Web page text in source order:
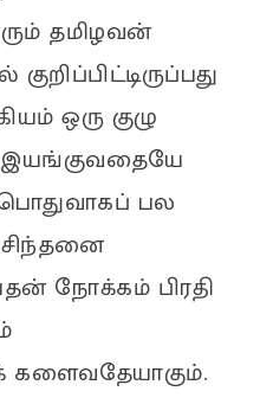
தமிழவன்
ஒரு குழு
இயங்குவதையே
பொதுவாகப் பல
நோக்கம் பிரதி